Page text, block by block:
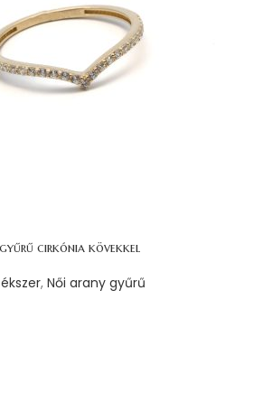
cirkónia kövekkel
, Női arany gyűrű